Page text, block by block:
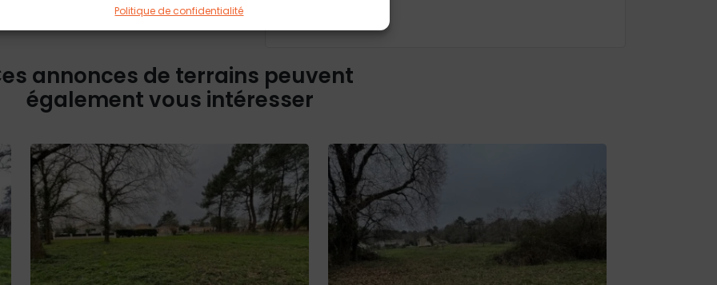
Politique de confidentialité
annonces de terrains peuvent
également vous intéresser